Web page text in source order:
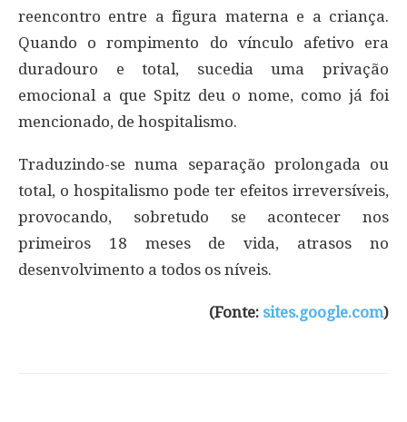
reencontro entre a figura materna e a criança.
Quando o rompimento do vínculo afetivo era
duradouro e total, sucedia uma privação
emocional a que Spitz deu o nome, como já foi
mencionado, de hospitalismo.
Traduzindo-se numa separação prolongada ou
total, o hospitalismo pode ter efeitos irreversíveis,
provocando, sobretudo se acontecer nos
primeiros 18 meses de vida, atrasos no
desenvolvimento a todos os níveis.
(Fonte: sites.google.com)